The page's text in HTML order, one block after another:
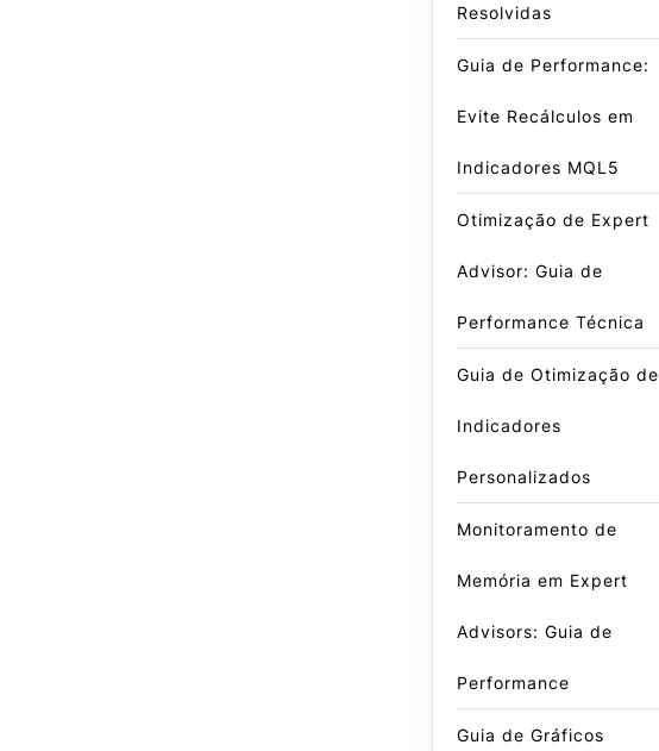
Resolvidas
Guia de Performance:
Evite Recálculos em
Indicadores MQL5
Otimização de Expert
Advisor: Guia de
Performance Técnica
Guia de Otimização de
Indicadores
Personalizados
Monitoramento de
Memória em Expert
Advisors: Guia de
Performance
Guia de Gráficos